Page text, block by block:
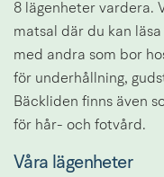
8 lägenheter vardera.
matsal där du kan
med andra som bor
för underhållning,
Bäckliden finns även
för hår- och fotvård.
Våra lägenheter